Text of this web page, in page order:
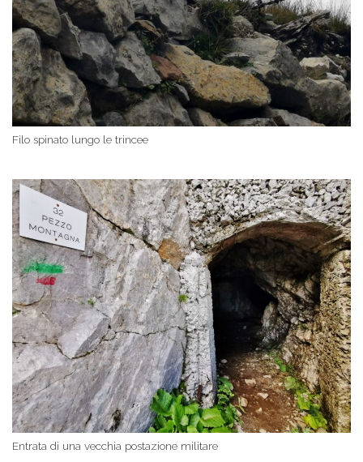
Filo spinato lungo le trincee
Entrata di una vecchia postazione militare